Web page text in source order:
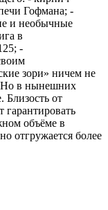
Гофмана; -
и необычные
в
-
зори» ничем не
Но в нынешних
Близость от
объёме в
отгружается более